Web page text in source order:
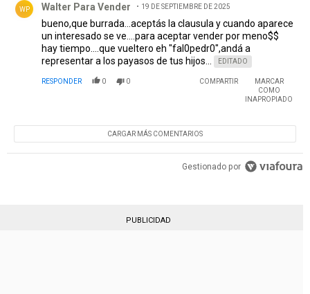
WP Walter Para Vender 19 DE SEPTIEMBRE DE 2025
bueno,que burrada...aceptás la clausula y cuando aparece
un interesado se ve....para aceptar vender por meno$$
hay tiempo....que vueltero eh "fal0pedr0",andá a
representar a los payasos de tus hijos...
EDITADO
RESPONDER 0 0 COMPARTIR
MARCAR
COMO
INAPROPIADO
CARGAR MÁS COMENTARIOS
Gestionado por
PUBLICIDAD